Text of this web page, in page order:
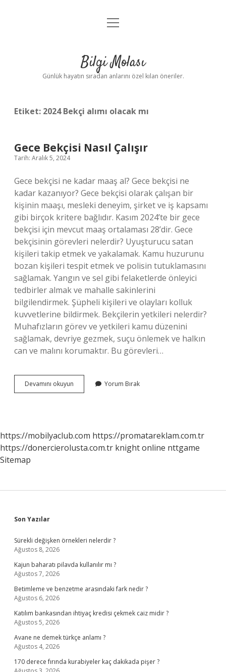
Anasayfa
Yasal Uyarı
menüyü
Bilgi Molası
Günlük hayatın sıradan anlarını özel kılan öneriler.
Etiket: 2024 Bekçi alımı olacak mı
Gece Bekçisi Nasıl Çalışır
Tarih: Aralık 5, 2024
Gece bekçisi ne kadar maaş al? Gece bekçisi ne
kadar kazanıyor? Gece bekçisi olarak çalışan bir
kişinin maaşı, mesleki deneyim, şirket ve iş kapsamı
gibi birçok kritere bağlıdır. Kasım 2024’te bir gece
bekçisi için mevcut maaş ortalaması 28’dir. Gece
bekçisinin görevleri nelerdir? Uyuşturucu satan
kişileri takip etmek ve yakalamak. Kamu huzurunu
bozan kişileri tespit etmek ve polisin tutuklamasını
sağlamak. Yangın ve sel gibi felaketlerde önleyici
tedbirler almak ve mahalle sakinlerini
bilgilendirmek. Şüpheli kişileri ve olayları kolluk
kuvvetlerine bildirmek. Bekçilerin yetkileri nelerdir?
Muhafızların görev ve yetkileri kamu düzenini
sağlamak, devriye gezmek, suçu önlemek ve halkın
can ve malını korumaktır. Bu görevleri…
Devamını okuyun
Bekçisi
Yorum Bırak
https://mobilyaclub.com https://promatareklam.com.tr
https://donercierolusta.com.tr knight online nttgame
Sitemap
Sidebar
Son Yazılar
Sürekli değişken örnekleri nelerdir ?
Ağustos 8, 2026
Kajun baharatı pilavda kullanılır mı ?
Ağustos 7, 2026
Betimleme ve benzetme arasındaki fark nedir ?
Ağustos 6, 2026
Katılım bankasından ihtiyaç kredisi çekmek caiz midir ?
Ağustos 5, 2026
Avane ne demek türkçe anlamı ?
Ağustos 4, 2026
170 derece fırında kurabiyeler kaç dakikada pişer ?